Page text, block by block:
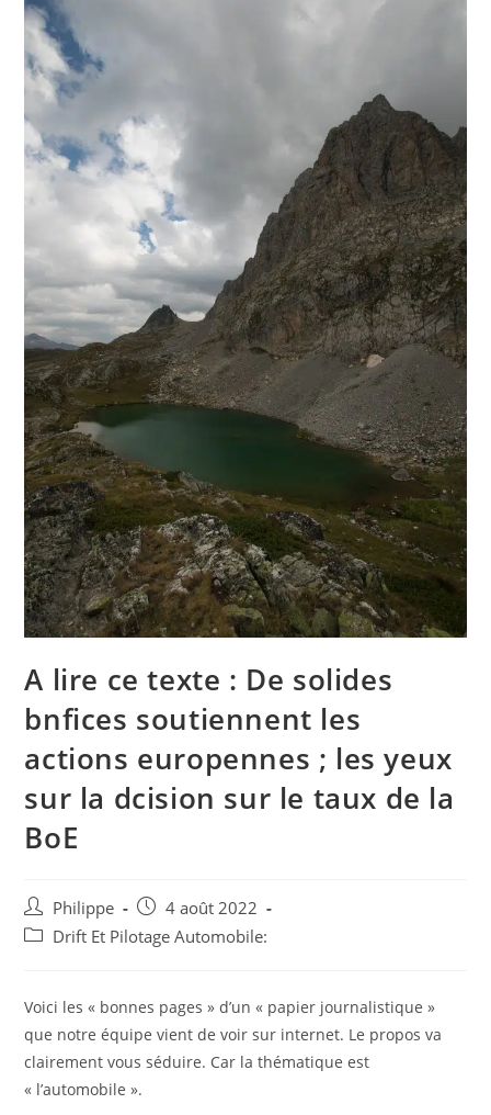
A lire ce texte : De solides
bnfices soutiennent les
actions europennes ; les yeux
sur la dcision sur le taux de la
BoE
Auteur/autrice
de
Philippe
Post
published:
4 août 2022
PostDrift Et Pilotage Automobile:
Voici les « bonnes pages » d’un « papier journalistique »
que notre équipe vient de voir sur internet. Le propos va
clairement vous séduire. Car la thématique est
« l’automobile ».